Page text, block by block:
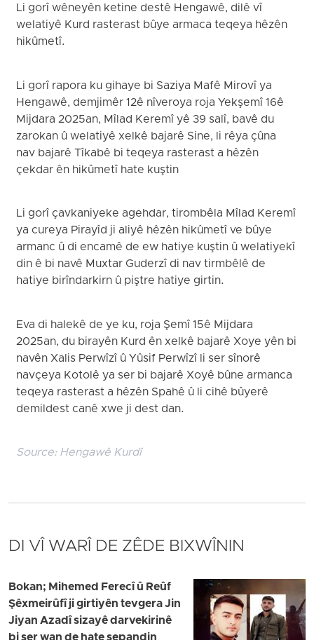
Li gorî wêneyên ketine destê Hengawê, dilê vî
welatiyê Kurd rasterast bûye armaca teqeya hêzên
hikûmetî.
Li gorî rapora ku gihaye bi Saziya Mafê Mirovî ya
Hengawê, demjimêr 12ê nîveroya roja Yekşemî 16ê
Mijdara 2025an, Mîlad Keremî yê 39 salî, bavê du
zarokan û welatiyê xelkê bajarê Sine, li rêya çûna
nav bajarê Tîkabê bi teqeya rasterast a hêzên
çekdar ên hikûmetî hate kuştin
Li gorî çavkaniyeke agehdar, tirombêla Mîlad Keremî
ya cureya Pirayîd ji aliyê hêzên hikûmetî ve bûye
armanc û di encamê de ew hatiye kuştin û welatiyekî
din ê bi navê Muxtar Guderzî di nav tirmbêlê de
hatiye birîndarkirn û piştre hatiye girtin.
Eva di halekê de ye ku, roja Şemî 15ê Mijdara
2025an, du birayên Kurd ên xelkê bajarê Xoye yên bi
navên Xalis Perwîzî û Yûsif Perwîzî li ser sînorê
navçeya Kotolê ya ser bi bajarê Xoyê bûne armanca
teqeya rasterast a hêzên Spahê û li cihê bûyerê
demildest canê xwe ji dest dan.
Source: Hengawê Kurdî
DI VÎ WARÎ DE ZÊDE BIXWÎNIN
Bokan; Mihemed Ferecî û Reûf
Şêxmeirûfî ji girtiyên tevgera Jin
Jiyan Azadî sizayê darvekirinê